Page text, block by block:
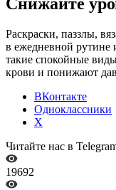
Раскраски, паззлы,
в ежедневной рутине
такие спокойные
крови и понижают
ВКонтакте
Одноклассники
X
Читайте нас в
19692